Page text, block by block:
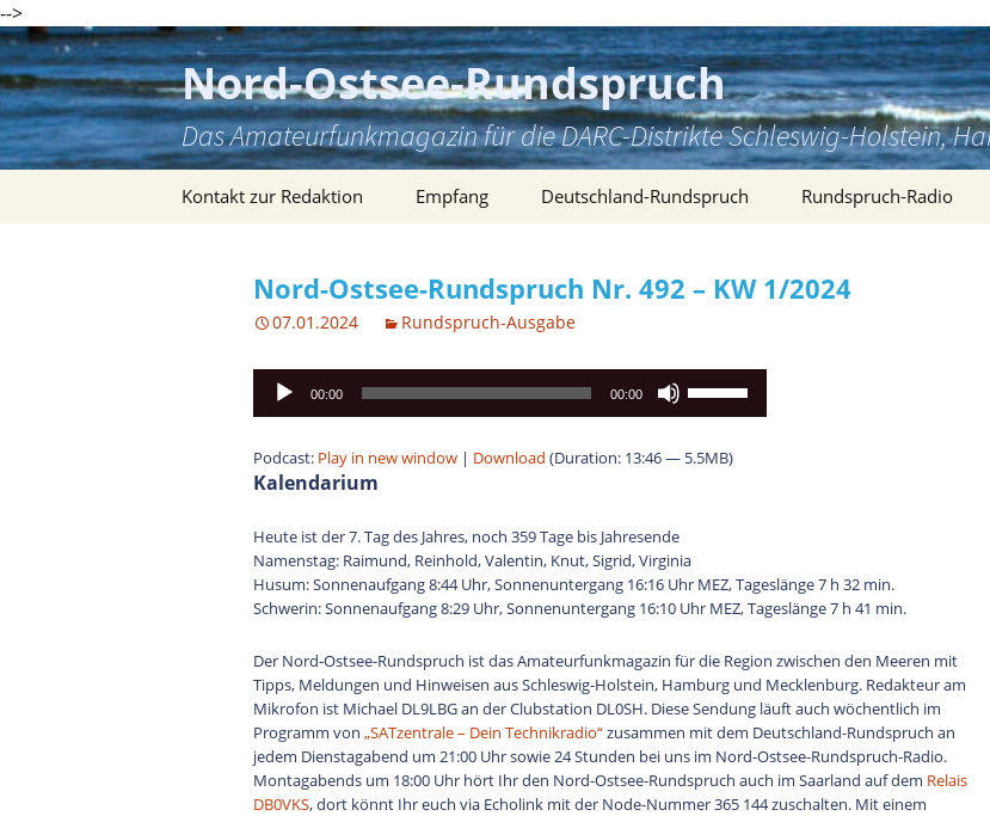
-->
Zum
Inhalt
springen
Nord-Ostsee-Rundspruch
Das Amateurfunkmagazin für die DARC-Distrikte Schleswig-Holstein,
Kontakt zur Redaktion Empfang Deutschland-Rundspruch Rundspruch-Radio
Nord-Ostsee-Rundspruch Nr. 492 – KW 1/2024
07.01.2024 Rundspruch-Ausgabe
Audio-
Player
00:00 00:00
um
regeln.
Podcast: Play in new window | Download (Duration: 13:46 — 5.5MB)
Kalendarium
Heute ist der 7. Tag des Jahres, noch 359 Tage bis Jahresende
Namenstag: Raimund, Reinhold, Valentin, Knut, Sigrid, Virginia
Husum: Sonnenaufgang 8:44 Uhr, Sonnenuntergang 16:16 Uhr MEZ, Tageslänge 7 h 32 min.
Schwerin: Sonnenaufgang 8:29 Uhr, Sonnenuntergang 16:10 Uhr MEZ, Tageslänge 7 h 41 min.
Der Nord-Ostsee-Rundspruch ist das Amateurfunkmagazin für die Region zwischen den Meeren mit
Tipps, Meldungen und Hinweisen aus Schleswig-Holstein, Hamburg und Mecklenburg. Redakteur am
Mikrofon ist Michael DL9LBG an der Clubstation DL0SH. Diese Sendung läuft auch wöchentlich im
Programm von „SATzentrale – Dein Technikradio“zusammen mit dem Deutschland-Rundspruch an
jedem Dienstagabend um 21:00 Uhr sowie 24 Stunden bei uns im Nord-Ostsee-Rundspruch-Radio.
Montagabends um 18:00 Uhr hört Ihr den Nord-Ostsee-Rundspruch auch im Saarland auf dem Relais
DB0VKS, dort könnt Ihr euch via Echolink mit der Node-Nummer 365 144 zuschalten. Mit einem